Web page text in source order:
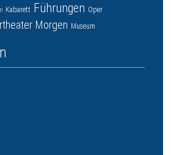
Kabarett Führungen Oper
Morgen Museum